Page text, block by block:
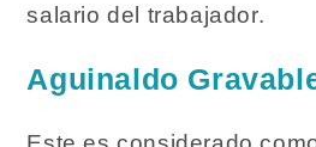
salario del trabajador.
Aguinaldo